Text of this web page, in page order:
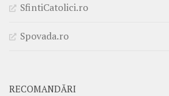
SfintiCatolici.ro
Spovada.ro
RECOMANDĂRI